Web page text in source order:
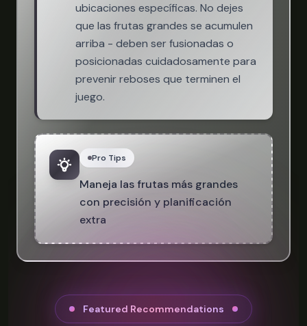
ubicaciones específicas. No dejes
que las frutas grandes se acumulen
arriba - deben ser fusionadas o
posicionadas cuidadosamente para
prevenir reboses que terminen el
juego.
Pro Tips
Maneja las frutas más grandes
con precisión y planificación
extra
Featured Recommendations